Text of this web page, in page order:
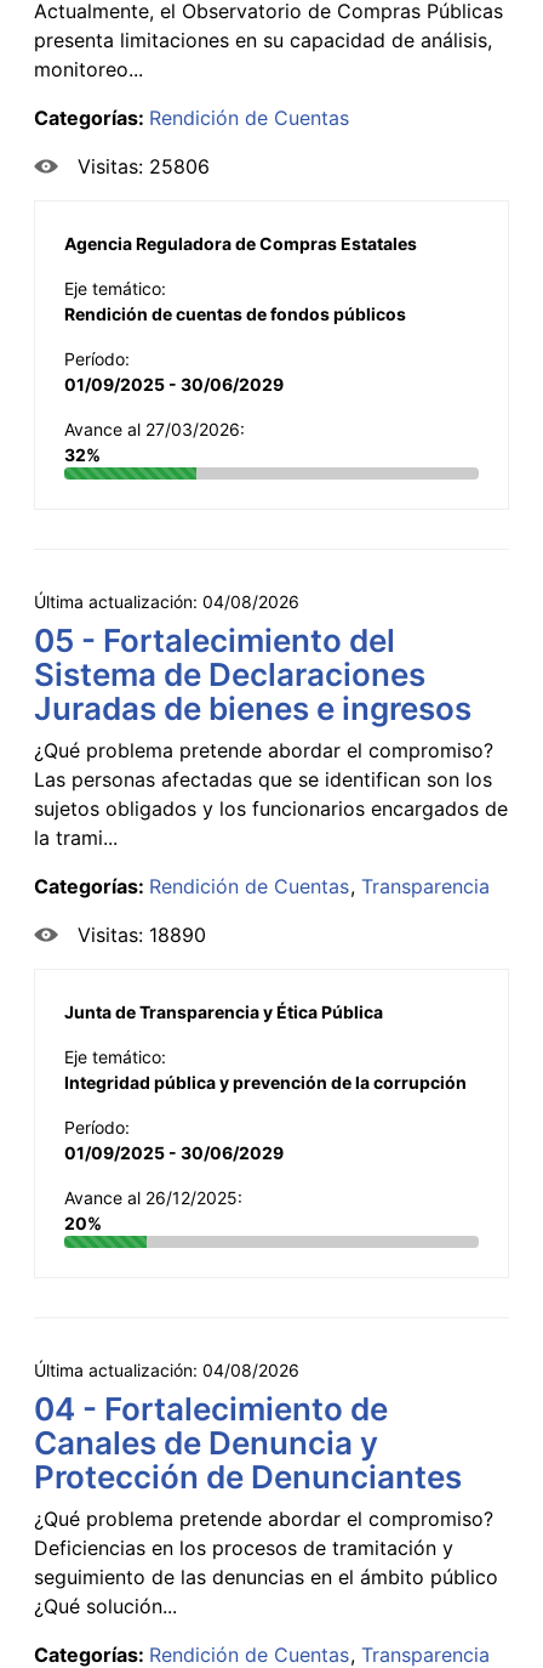
Actualmente, el Observatorio de Compras Públicas
presenta limitaciones en su capacidad de análisis,
monitoreo...
Categorías: Rendición de Cuentas
Visitas: 25806
Agencia Reguladora de Compras Estatales
Eje temático:
Rendición de cuentas de fondos públicos
Período:
01/09/2025 - 30/06/2029
Avance al 27/03/2026:
32%
Última actualización: 04/08/2026
05 - Fortalecimiento del
Sistema de Declaraciones
Juradas de bienes e ingresos
¿Qué problema pretende abordar el compromiso?
Las personas afectadas que se identifican son los
sujetos obligados y los funcionarios encargados de
la trami...
Categorías: Rendición de Cuentas Transparencia
Visitas: 18890
Junta de Transparencia y Ética Pública
Eje temático:
Integridad pública y prevención de la corrupción
Período:
01/09/2025 - 30/06/2029
Avance al 26/12/2025:
20%
Última actualización: 04/08/2026
04 - Fortalecimiento de
Canales de Denuncia y
Protección de Denunciantes
¿Qué problema pretende abordar el compromiso?
Deficiencias en los procesos de tramitación y
seguimiento de las denuncias en el ámbito público
¿Qué solución...
Categorías: Rendición de Cuentas Transparencia